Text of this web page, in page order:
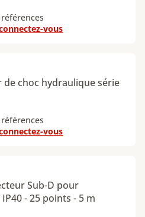
connectez-vous
choc hydraulique série
connectez-vous
Sub-D pour
- 25 points - 5 m